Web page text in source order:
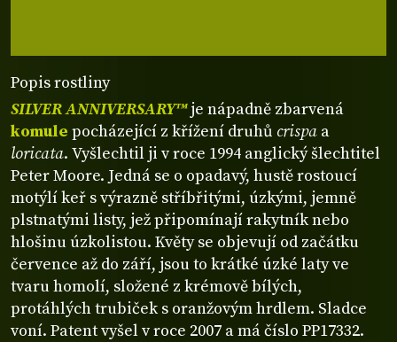
Popis rostliny
SILVER ANNIVERSARY™je nápadně zbarvená
komule pocházející z křížení druhů crispa a
loricata. Vyšlechtil ji v roce 1994 anglický šlechtitel
Peter Moore. Jedná se o opadavý, hustě rostoucí
motýlí keř s výrazně stříbřitými, úzkými, jemně
plstnatými listy, jež připomínají rakytník nebo
hlošinu úzkolistou. Květy se objevují od začátku
července až do září, jsou to krátké úzké laty ve
tvaru homolí, složené z krémově bílých,
protáhlých trubiček s oranžovým hrdlem. Sladce
voní. Patent vyšel v roce 2007 a má číslo PP17332.